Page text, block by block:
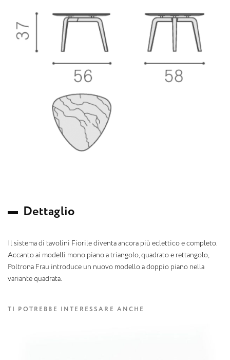
Dettaglio
Il sistema di tavolini Fiorile diventa ancora più eclettico e completo.
Accanto ai modelli mono piano a triangolo, quadrato e rettangolo,
Poltrona Frau introduce un nuovo modello a doppio piano nella
variante quadrata.
TI POTREBBE INTERESSARE ANCHE